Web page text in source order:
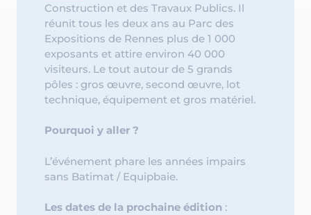
Construction et des Travaux Publics. Il
réunit tous les deux ans au Parc des
Expositions de Rennes plus de 1 000
exposants et attire environ 40 000
visiteurs. Le tout autour de 5 grands
pôles : gros œuvre, second œuvre, lot
technique, équipement et gros matériel.
Pourquoi y aller ?
L’événement phare les années impairs
sans Batimat / Equipbaie.
Les dates de la prochaine édition :